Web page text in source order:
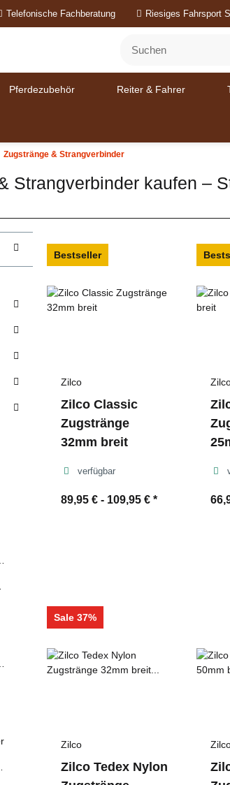
Telefonische Fachberatung Riesiges Fahrsport
Pferdezubehör Reiter & Fahrer
Zugstränge & Strangverbinder
Strangverbinder kaufen –
Bestseller
Zilco
Zilco Classic
Zugstränge
32mm breit
verfügbar
89,95 € - 109,95 € *
Sale 37%
Zilco
Zilco Tedex Nylon